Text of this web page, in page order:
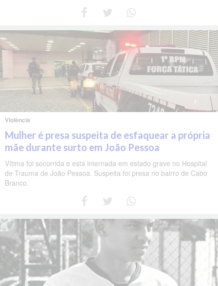
Violência
Mulher é presa suspeita de esfaquear a própria
mãe durante surto em João Pessoa
Vítima foi socorrida e está internada em estado grave no Hospital
de Trauma de João Pessoa. Suspeita foi presa no bairro de Cabo
Branco.